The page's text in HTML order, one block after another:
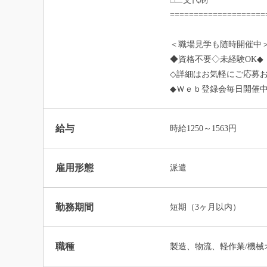
＜職場見学も随時開催中
◆資格不要◇未経験OK◆
◇詳細はお気軽にご応募
◆Ｗｅｂ登録会毎日開催
給与 時給1250～1563円
雇用形態 派遣
勤務期間 短期（3ヶ月以内）
職種 製造、物流、軽作業/機械